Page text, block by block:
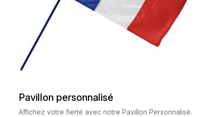
Pavillon personnalisé
Affichez votre fierté avec notre Pavillon Personnalisé.